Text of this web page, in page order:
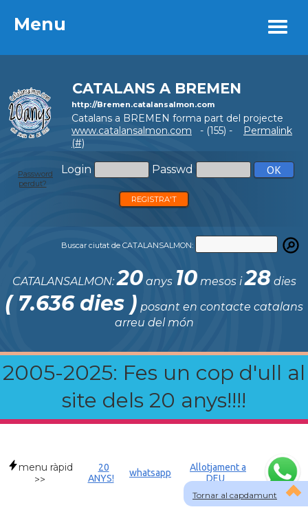
Menu
CATALANS A BREMEN
http://Bremen.catalansalmon.com
Catalans a BREMEN forma part del projecte
www.catalansalmon.com - (155) -
Permalink
(#)
Login Passwd
Password
perdut?
REGISTRA'T
Buscar ciutat de CATALANSALMON:
CATALANSALMON:20anys 10mesos i28 dies
( 7.636 dies ) posant en contacte catalans
arreu del món
2005-2025: Fes un cop d'ull al
site dels 20 anys!!!!
Menu
Tornar al capdamunt
menu ràpid
>>
20
ANYS!
whatsapp
Allotjament a
DEU